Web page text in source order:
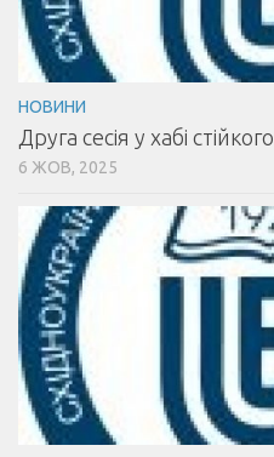
НОВИНИ
Друга сесія у хабі
6 ЖОВ, 2025